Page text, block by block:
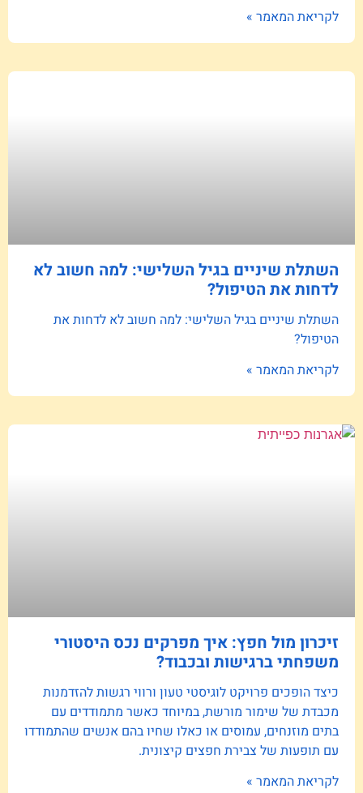
לקריאת המאמר »
השתלת שיניים בגיל השלישי: למה חשוב לא
לדחות את הטיפול?
השתלת שיניים בגיל השלישי: למה חשוב לא לדחות את
הטיפול?
לקריאת המאמר »
זיכרון מול חפץ: איך מפרקים נכס היסטורי
משפחתי ברגישות ובכבוד?
כיצד הופכים פרויקט לוגיסטי טעון ורווי רגשות להזדמנות
מכבדת של שימור מורשת, במיוחד כאשר מתמודדים עם
בתים מוזנחים, עמוסים או כאלו שחיו בהם אנשים שהתמודדו
עם תופעות של צבירת חפצים קיצונית.
לקריאת המאמר »